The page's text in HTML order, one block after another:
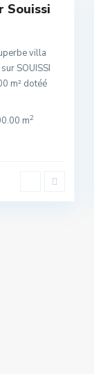
Souissi
villa
SOUISSI
m² dotéé
m2